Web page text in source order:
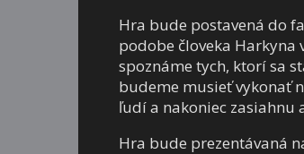
Hra bude postavená do
podobe človeka Harkyna
spoznáme tych, ktorí sa
budeme musieť vykonať
ľudí a nakoniec zasiahnu
Hra bude prezentávaná